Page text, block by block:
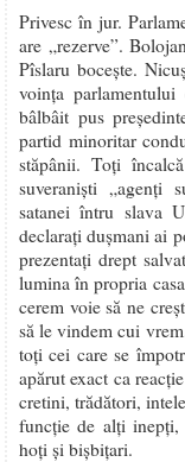
Privesc în jur.
are „rezerve”.
Pîslaru bocește.
voința
bâlbâit pus
partid minoritar
stăpânii. Toți
suveraniști „agenți
satanei întru slava
declarați dușmani ai
prezentați drept
lumina în propria
cerem voie să ne
să le vindem cui
toți cei care se
apărut exact ca
cretini, trădători,
funcție de alți
hoți și bișbițari.